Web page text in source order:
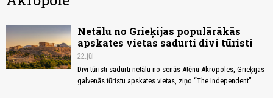
Netālu no Grieķijas populārākās
apskates vietas sadurti divi tūristi
22.jūl
Divi tūristi sadurti netālu no senās Atēnu Akropoles, Grieķijas
galvenās tūristu apskates vietas, ziņo “The Independent”.